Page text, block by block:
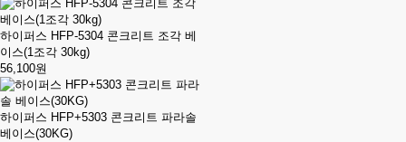
하이퍼스 HFP-5304 콘크리트 조각 베
이스(1조각 30kg)
56,100원
하이퍼스 HFP+5303 콘크리트 파라솔
베이스(30KG)